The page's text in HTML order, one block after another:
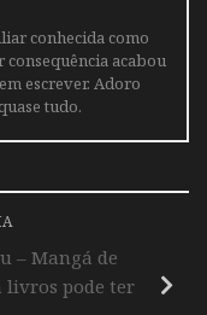
conhecida como
acabou
escrever. Adoro
tudo.
– Mangá de
livros pode ter